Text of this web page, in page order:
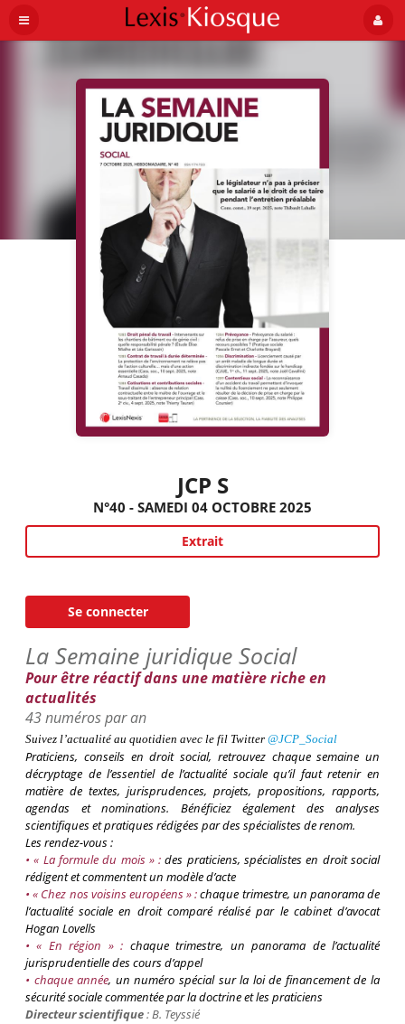
JCP S
N°40 - SAMEDI 04 OCTOBRE 2025
Extrait
Se connecter
La Semaine juridique Social
Pour être réactif dans une matière riche en
actualités
43 numéros par an
Suivez l’actualité au quotidien avec le fil Twitter @JCP_Social
Praticiens, conseils en droit social, retrouvez chaque semaine un
décryptage de l’essentiel de l’actualité sociale qu’il faut retenir en
matière de textes, jurisprudences, projets, propositions, rapports,
agendas et nominations. Bénéficiez également des analyses
scientifiques et pratiques rédigées par des spécialistes de renom.
Les rendez-vous :
• « La formule du mois » :des praticiens, spécialistes en droit social
rédigent et commentent un modèle d’acte
• « Chez nos voisins européens » :chaque trimestre, un panorama de
l’actualité sociale en droit comparé réalisé par le cabinet d’avocat
Hogan Lovells
• « En région » : chaque trimestre, un panorama de l’actualité
jurisprudentielle des cours d’appel
• chaqueannée, un numéro spécial sur la loi de financement de la
sécurité sociale commentée par la doctrine et les praticiens
Directeur scientifique: B. Teyssié